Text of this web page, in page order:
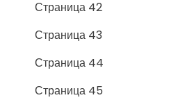
Страница 42
Страница 43
Страница 44
Страница 45